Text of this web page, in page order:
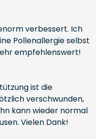
verbessert. Ich
Pollenallergie selbst
empfehlenswert!
ist die
verschwunden,
kann wieder normal
Vielen Dank!